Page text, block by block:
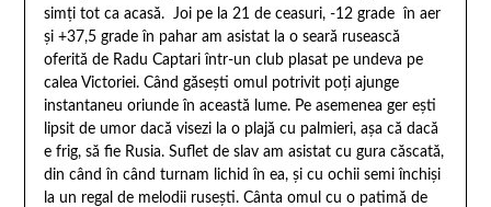
simţi tot ca acasă. Joi pe la 21 de ceasuri, -12 grade în aer
şi +37,5 grade în pahar am asistat la o seară rusească
oferită de Radu Captari într-un club plasat pe undeva pe
calea Victoriei. Când găseşti omul potrivit poţi ajunge
instantaneu oriunde în această lume. Pe asemenea ger eşti
lipsit de umor dacă visezi la o plajă cu palmieri, aşa că dacă
e frig, să fie Rusia. Suflet de slav am asistat cu gura căscată,
din când în când turnam lichid în ea, şi cu ochii semi închişi
la un regal de melodii ruseşti. Cânta omul cu o patimă de